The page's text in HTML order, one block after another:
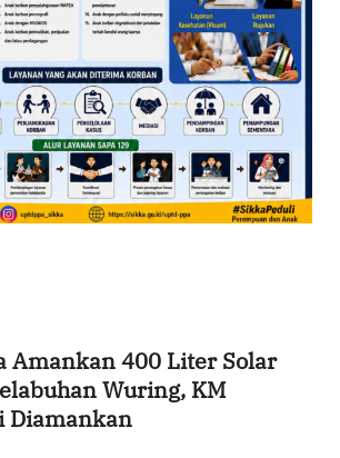
Amankan 400 Liter Solar
Wuring, KM
Diamankan